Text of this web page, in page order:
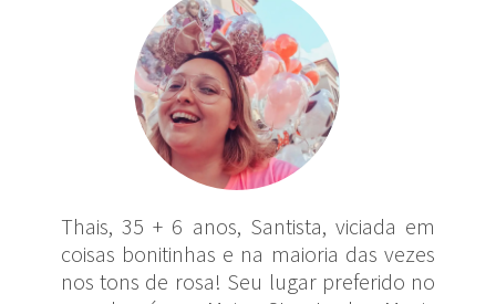
Thais, 35 + 6 anos, Santista, viciada em
coisas bonitinhas e na maioria das vezes
nos tons de rosa! Seu lugar preferido no